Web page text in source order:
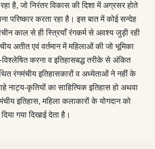
है, जो निरंतर विकास की ​दिशा में अग्रसर होते
परिष्कार करता रहा है। इस बात में कोई सन्देह
काल से ही स्त्रियाँ रंगकर्म से अवश्य जुड़ी रही
अतीत एवं वर्तमान में महिलाओं की जो भूमिका
करना व इतिहासबद्ध तरीके से अंकित
रंगमंचीय इतिहासकारों व अध्येताओं ने नहीं के
नाट्य-कृतियों का साहित्यिक इतिहास हो अथवा
इतिहास, महिला कलाकारों के योगदान को
गया दिखाई देता है।